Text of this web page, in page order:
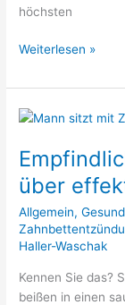
höchsten
Weiterlesen »
über
Allgemein,
Haller-Waschak
Kennen Sie das?
beißen in einen
Empfindliche
Wir
klären
auf
über
effektive
Hilfe
und
Ursachen